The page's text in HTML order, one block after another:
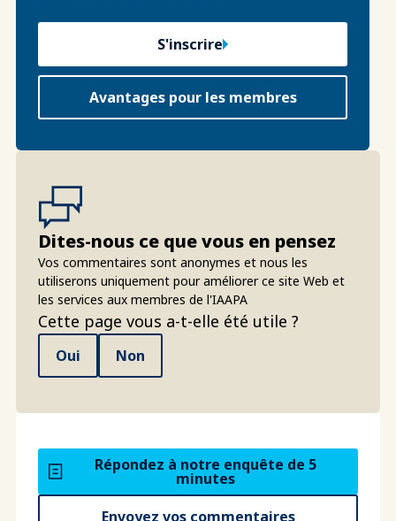
S'inscrire
Avantages pour les membres
Dites-nous ce que vous en pensez
Vos commentaires sont anonymes et nous les
utiliserons uniquement pour améliorer ce site Web et
les services aux membres de l'IAAPA
Cette page vous a-t-elle été utile ?
Oui Non
Répondez à notre enquête de 5
minutes
Envoyez vos commentaires